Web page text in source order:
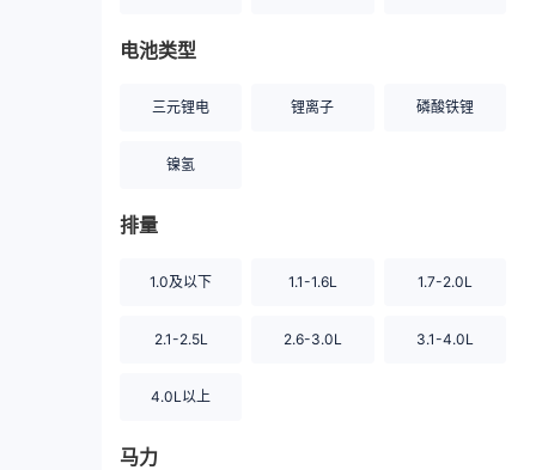
电池类型
三元锂电 锂离子 磷酸铁锂
镍氢
排量
1.0及以下 1.1-1.6L 1.7-2.0L
2.1-2.5L 2.6-3.0L 3.1-4.0L
4.0L以上
马力